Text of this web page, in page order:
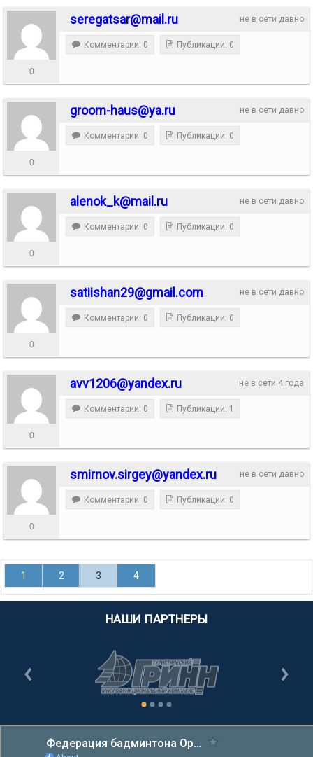
не в сети давно
seregatsar@mail.ru
0
Комментарии: 0 Публикации: 0
не в сети давно
groom-haus@ya.ru
0
Комментарии: 0 Публикации: 0
не в сети давно
alenok_k@mail.ru
0
Комментарии: 0 Публикации: 0
не в сети давно
satiishan29@gmail.com
0
Комментарии: 0 Публикации: 0
не в сети 4 года
avv1206@yandex.ru
0
Комментарии: 0 Публикации: 1
не в сети давно
smirnov.sirgey@yandex.ru
0
Комментарии: 0 Публикации: 0
1 2 3 4
НАШИ ПАРТНЕРЫ